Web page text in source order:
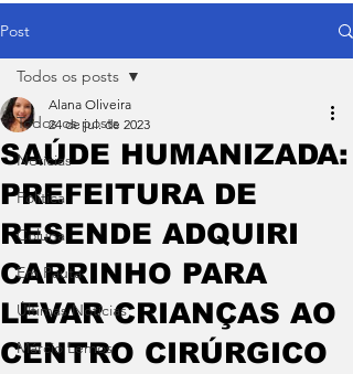
Post
Todos os posts
Notícias
Política
Coluna
Em Pauta
Últimas Notícias
Márcio Lemos
Todos os posts
SAÚDE HUMANIZADA:
PREFEITURA DE
RESENDE ADQUIRI
CARRINHO PARA
LEVAR CRIANÇAS AO
CENTRO CIRÚRGICO
Alana Oliveira
24 de jul. de 2023